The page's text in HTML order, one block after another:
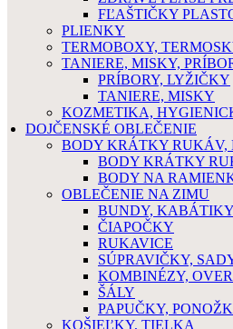
FĽAŠTIČKY
PLIENKY
TERMOBOXY,
TANIERE, MISKY,
PRÍBORY, LYŽIČKY
TANIERE, MISKY
KOZMETIKA,
DOJČENSKÉ OBLEČENIE
BODY KRÁTKY RUKÁV,
BODY KRÁTKY
BODY NA
OBLEČENIE NA ZIMU
BUNDY, KABÁTIKY
ČIAPOČKY
RUKAVICE
SÚPRAVIČKY,
KOMBINÉZY,
ŠÁLY
PAPUČKY,
KOŠIEĽKY, TIELKA